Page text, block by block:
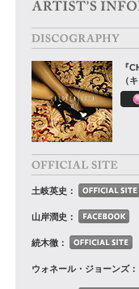
『
（
土岐英史：
山岸潤史：
続木徹：
ウォネール・ジョーンズ：